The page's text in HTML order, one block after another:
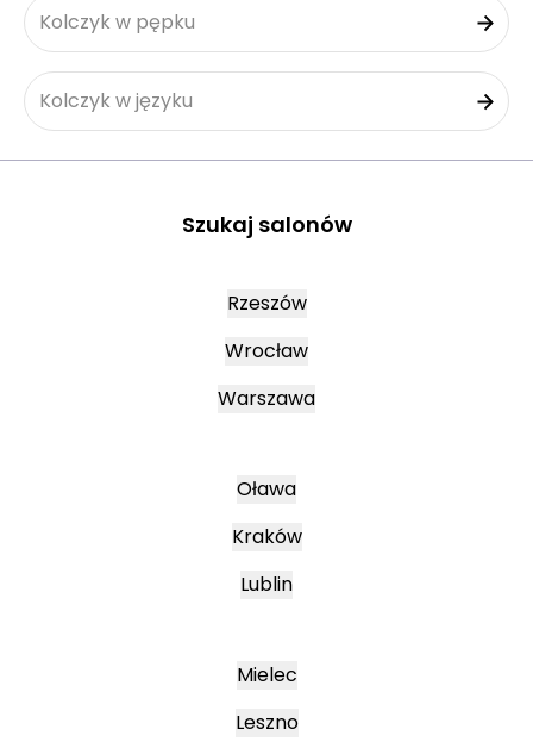
Kolczyk w pępku
Kolczyk w języku
Szukaj salonów
Rzeszów
Wrocław
Warszawa
Oława
Kraków
Lublin
Mielec
Leszno